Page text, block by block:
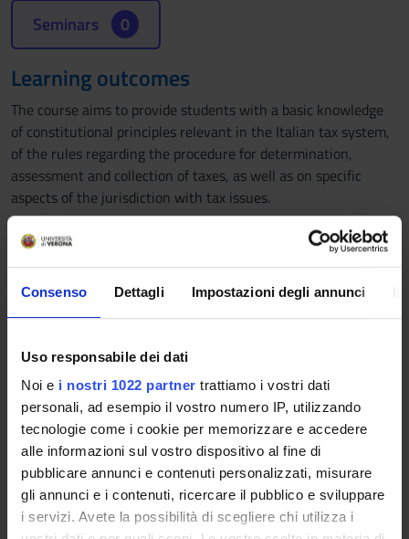
Consenso Dettagli Impostazioni degli annunci
Uso responsabile dei dati
Noi e i nostri 1022 partner trattiamo i vostri dati
personali, ad esempio il vostro numero IP, utilizzando
tecnologie come i cookie per memorizzare e accedere
alle informazioni sul vostro dispositivo al fine di
pubblicare annunci e contenuti personalizzati, misurare
gli annunci e i contenuti, ricercare il pubblico e sviluppare
i servizi. Avete la possibilità di scegliere chi utilizza i
Seminars 0
Learning outcomes
The course aims to provide students with a basic knowledge
of constitutional principles relevant in the Italian tax system,
of the rules regarding the procedure for determination,
assessment and collection of taxes, as well as on specific
aspects of the jurisdiction with tax issues.
Program
FIRST PART
I. Taxes and tax regulations: classification of taxes; sources;
interpretation of the rules; effectiveness of the tax laws in
II. Duties and foundamental rights in the tax system the
declaration; the payment obligations; rights to deductions and
deductions; tax credits and options.
III. Duties and rights of tax system: accounting requirements;
the right and duty to operate the withholding tax and
replacement; the right and duty of revenge.
IV. Rules of performances in fiscal field: the principle of
unavailability of the tax; the discipline of performance;
solidarity; compensation.